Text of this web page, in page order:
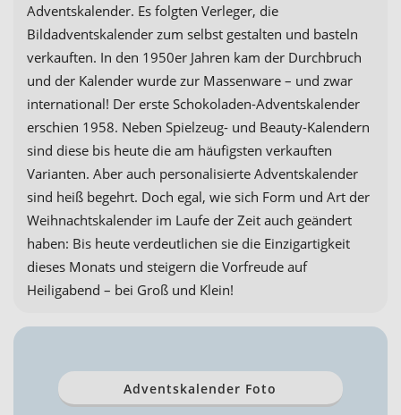
Adventskalender. Es folgten Verleger, die
Bildadventskalender zum selbst gestalten und basteln
verkauften. In den 1950er Jahren kam der Durchbruch
und der Kalender wurde zur Massenware – und zwar
international! Der erste Schokoladen-Adventskalender
erschien 1958. Neben Spielzeug- und Beauty-Kalendern
sind diese bis heute die am häufigsten verkauften
Varianten. Aber auch personalisierte Adventskalender
sind heiß begehrt. Doch egal, wie sich Form und Art der
Weihnachtskalender im Laufe der Zeit auch geändert
haben: Bis heute verdeutlichen sie die Einzigartigkeit
dieses Monats und steigern die Vorfreude auf
Heiligabend – bei Groß und Klein!
Adventskalender Foto